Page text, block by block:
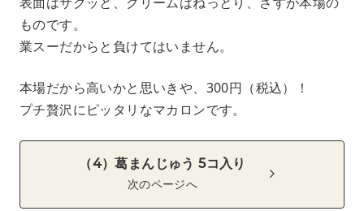
ものです。
業スーだからと負けてはいません。
本場だから高いかと思いきや、300円（税込）！
プチ贅沢にピッタリなマカロンです。
（4）葛まんじゅう 5コ入り
次のページへ